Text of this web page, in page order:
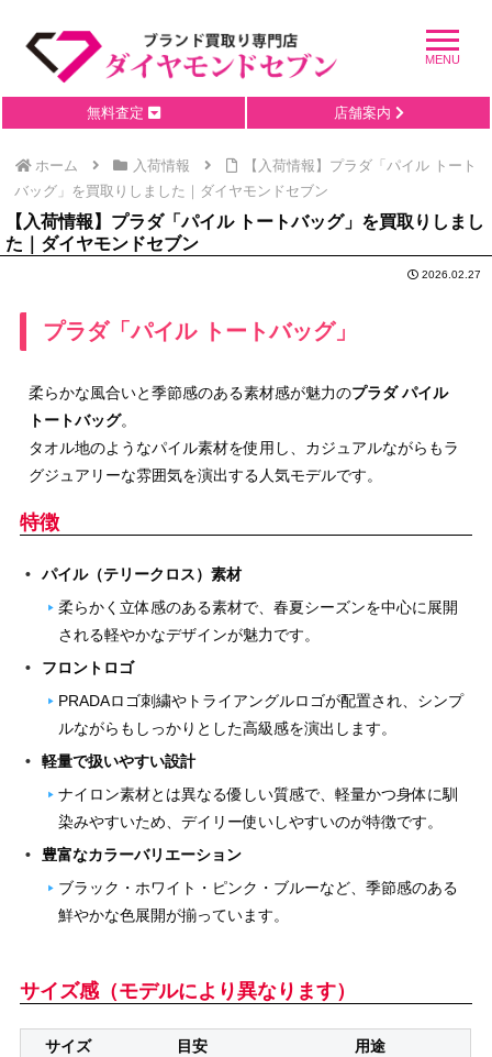
無料査定 店舗案内
ホーム 入荷情報
【入荷情報】プラダ「パイル トート
バッグ」を買取りしました｜ダイヤモンドセブン
【入荷情報】プラダ「パイル トートバッグ」を買取りしまし
た｜ダイヤモンドセブン
2026.02.27
プラダ「パイル トートバッグ」
柔らかな風合いと季節感のある素材感が魅力のプラダ パイル
トートバッグ。
タオル地のようなパイル素材を使用し、カジュアルながらもラ
グジュアリーな雰囲気を演出する人気モデルです。
特徴
パイル（テリークロス）素材
柔らかく立体感のある素材で、春夏シーズンを中心に展開
される軽やかなデザインが魅力です。
フロントロゴ
PRADAロゴ刺繍やトライアングルロゴが配置され、シンプ
ルながらもしっかりとした高級感を演出します。
軽量で扱いやすい設計
ナイロン素材とは異なる優しい質感で、軽量かつ身体に馴
染みやすいため、デイリー使いしやすいのが特徴です。
豊富なカラーバリエーション
ブラック・ホワイト・ピンク・ブルーなど、季節感のある
鮮やかな色展開が揃っています。
サイズ感（モデルにより異なります）
サイズ 目安
用途